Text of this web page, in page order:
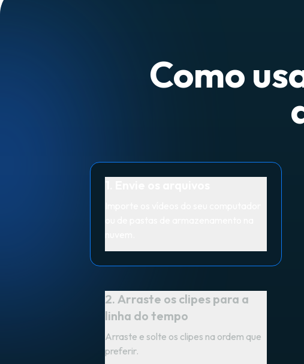
Como
2. Arraste os clipes para a
linha do tempo
Arraste e solte os clipes na ordem que
preferir.